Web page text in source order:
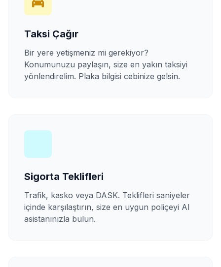
Taksi Çağır
Bir yere yetişmeniz mi gerekiyor?
Konumunuzu paylaşın, size en yakın taksiyi
yönlendirelim. Plaka bilgisi cebinize gelsin.
Sigorta Teklifleri
Trafik, kasko veya DASK. Teklifleri saniyeler
içinde karşılaştırın, size en uygun poliçeyi AI
asistanınızla bulun.